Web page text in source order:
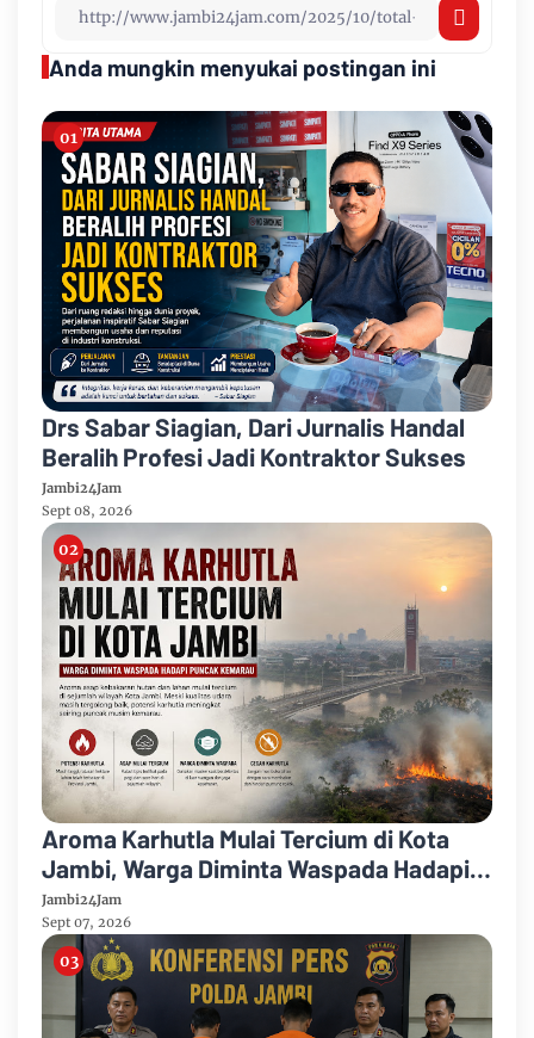
Anda mungkin menyukai postingan ini
Drs Sabar Siagian, Dari Jurnalis Handal
Beralih Profesi Jadi Kontraktor Sukses
Jambi24Jam
Sept 08, 2026
Aroma Karhutla Mulai Tercium di Kota
Jambi, Warga Diminta Waspada Hadapi
Puncak Kemarau
Jambi24Jam
Sept 07, 2026